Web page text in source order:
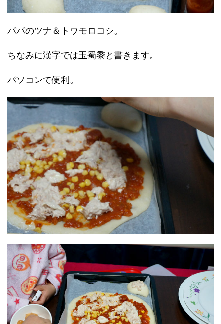
パパのツナ＆トウモロコシ。
ちなみに漢字では玉蜀黍と書きます。
パソコンて便利。